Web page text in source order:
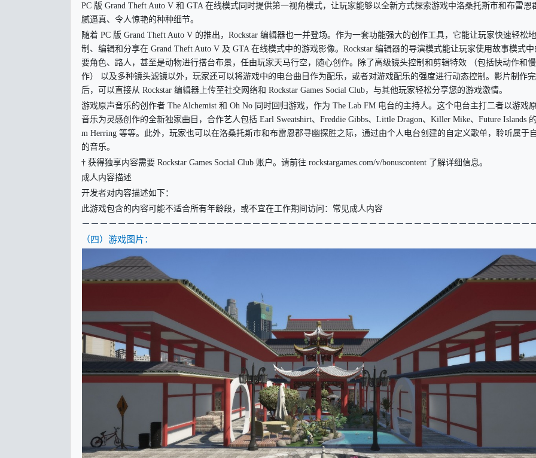
PC 版 Grand Theft Auto V 和 GTA 在线模式同时提供第一视角模式，让玩家能够以全新方式探索游戏中洛桑托斯市和布雷恩
腻逼真、令人惊艳的种种细节。
随着 PC 版 Grand Theft Auto V 的推出，Rockstar 编辑器也一并登场。作为一套功能强大的创作工具，它能让玩家快速轻松
制、编辑和分享在 Grand Theft Auto V 及 GTA 在线模式中的游戏影像。Rockstar 编辑器的导演模式能让玩家使用故事模式中
要角色、路人，甚至是动物进行搭台布景，任由玩家天马行空，随心创作。除了高级镜头控制和剪辑特效 （包括快动作和
作） 以及多种镜头滤镜以外，玩家还可以将游戏中的电台曲目作为配乐，或者对游戏配乐的强度进行动态控制。影片制作
后，可以直接从 Rockstar 编辑器上传至社交网络和 Rockstar Games Social Club，与其他玩家轻松分享您的游戏激情。
游戏原声音乐的创作者 The Alchemist 和 Oh No 同时回归游戏，作为 The Lab FM 电台的主持人。这个电台主打二者以游戏
音乐为灵感创作的全新独家曲目，合作艺人包括 Earl Sweatshirt、Freddie Gibbs、Little Dragon、Killer Mike、Future Islands
m Herring 等等。此外，玩家也可以在洛桑托斯市和布雷恩郡寻幽探胜之际，通过由个人电台创建的自定义歌单，聆听属于
的音乐。
† 获得独享内容需要 Rockstar Games Social Club 账户。请前往 rockstargames.com/v/bonuscontent 了解详细信息。
成人内容描述
开发者对内容描述如下：
此游戏包含的内容可能不适合所有年龄段，或不宜在工作期间访问：常见成人内容
－ －－－－－－－－－－－－－－－－－－－－－－－－－－－－－－ －－－－－ －－－－－ －－－－－ －－－－
（四）游戏图片：